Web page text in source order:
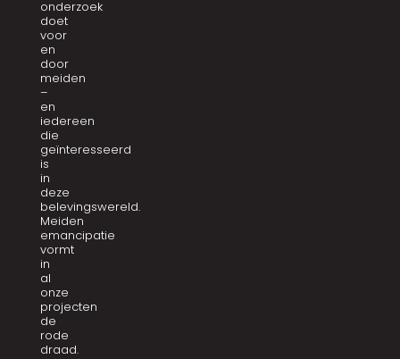
onderzoek
doet
voor
en
door
meiden
–
en
iedereen
die
geïnteresseerd
is
in
deze
belevingswereld.
Meiden
emancipatie
vormt
in
al
onze
projecten
de
rode
draad.